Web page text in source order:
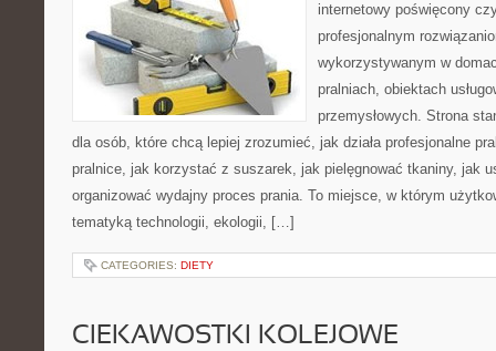
internetowy poświęcony
profesjonalnym
wykorzystywanym w
pralniach, obiektach
przemysłowych. Strona
dla osób, które chcą lepiej zrozumieć, jak działa profesjonalne
pralnice, jak korzystać z suszarek, jak pielęgnować tkaniny, jak
organizować wydajny proces prania. To miejsce, w którym
tematyką technologii, ekologii, […]
CATEGORIES: DIETY
CIEKAWOSTKI KOLEJOWE